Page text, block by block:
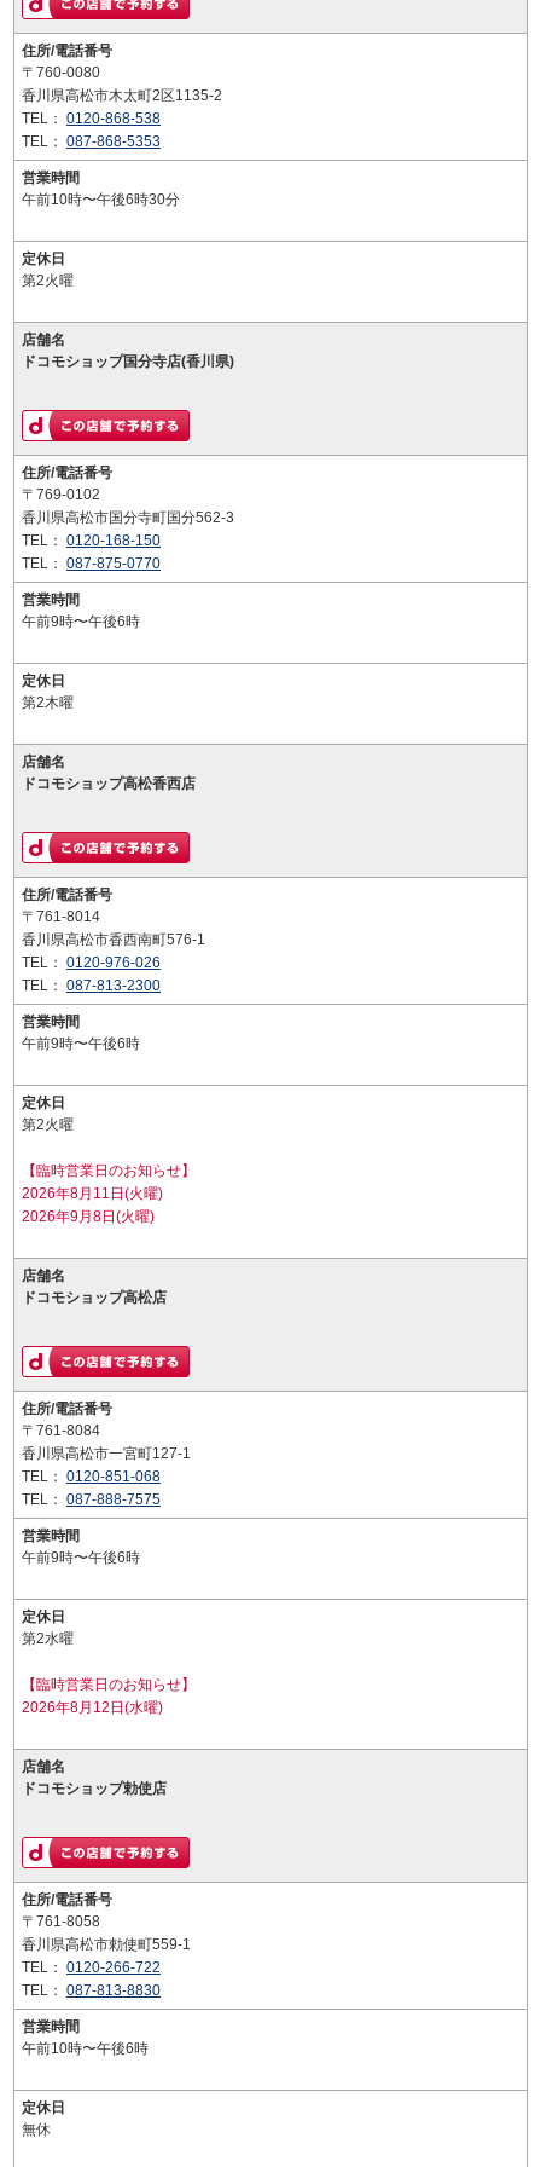
住所/電話番号
〒760-0080
香川県高松市木太町2区1135-2
TEL： 0120-868-538
TEL： 087-868-5353
営業時間
午前10時〜午後6時30分
定休日
第2火曜
店舗名
ドコモショップ国分寺店(香川県)
住所/電話番号
〒769-0102
香川県高松市国分寺町国分562-3
TEL： 0120-168-150
TEL： 087-875-0770
営業時間
午前9時〜午後6時
定休日
第2木曜
店舗名
ドコモショップ高松香西店
住所/電話番号
〒761-8014
香川県高松市香西南町576-1
TEL： 0120-976-026
TEL： 087-813-2300
営業時間
午前9時〜午後6時
定休日
第2火曜
【臨時営業日のお知らせ】
2026年8月11日(火曜)
2026年9月8日(火曜)
店舗名
ドコモショップ高松店
住所/電話番号
〒761-8084
香川県高松市一宮町127-1
TEL： 0120-851-068
TEL： 087-888-7575
営業時間
午前9時〜午後6時
定休日
第2水曜
【臨時営業日のお知らせ】
2026年8月12日(水曜)
店舗名
ドコモショップ勅使店
住所/電話番号
〒761-8058
香川県高松市勅使町559-1
TEL： 0120-266-722
TEL： 087-813-8830
営業時間
午前10時〜午後6時
定休日
無休